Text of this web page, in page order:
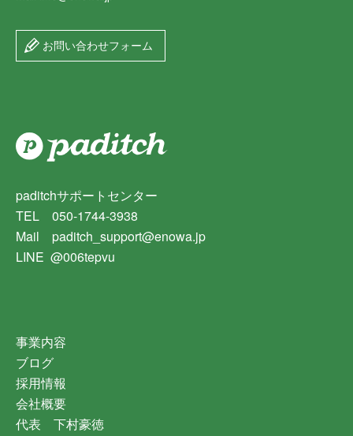
お問い合わせフォーム
paditchサポートセンター
TEL 050-1744-3938
Mail paditch_support@enowa.jp
LINE @006tepvu
事業内容
ブログ
採用情報
会社概要
代表 下村豪徳